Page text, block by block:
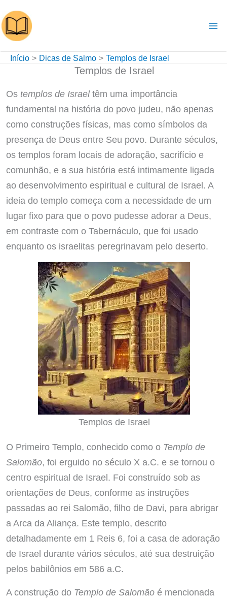
para
o
conteúdo
Início Dicas de Salmo Templos de Israel
Templos de Israel
Os templos de Israeltêm uma importância
fundamental na história do povo judeu, não apenas
como construções físicas, mas como símbolos da
presença de Deus entre Seu povo. Durante séculos,
os templos foram locais de adoração, sacrifício e
comunhão, e a sua história está intimamente ligada
ao desenvolvimento espiritual e cultural de Israel. A
ideia do templo começa com a necessidade de um
lugar fixo para que o povo pudesse adorar a Deus,
em contraste com o Tabernáculo, que foi usado
enquanto os israelitas peregrinavam pelo deserto.
Templos de Israel
O Primeiro Templo, conhecido como o Templo de
Salomão, foi erguido no século X a.C. e se tornou o
centro espiritual de Israel. Foi construído sob as
orientações de Deus, conforme as instruções
passadas ao rei Salomão, filho de Davi, para abrigar
a Arca da Aliança. Este templo, descrito
detalhadamente em 1 Reis 6, foi a casa de adoração
de Israel durante vários séculos, até sua destruição
pelos babilônios em 586 a.C.
A construção do Templo de Salomãoé mencionada